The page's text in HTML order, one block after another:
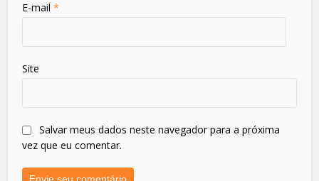
E-mail*
Site
Salvar meus dados neste navegador para a próxima
vez que eu comentar.